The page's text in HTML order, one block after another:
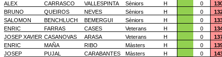
ALEX
CARRASCO VALLESPINTA Sèniors H 0
BRUNO
QUEIROS NEVES Sèniors H 0
SALOMON
BENCHLUCH BEMERGUI Sèniors H 0
ENRIC
FARRAS CASES Veterans H 0
JOSEP XAVIER CASANOVAS ARASA Veterans H 0
ENRIC
MAÑA RIBO Màsters H 0
JOSEP
PUJAL CARABANTES Màsters H 0